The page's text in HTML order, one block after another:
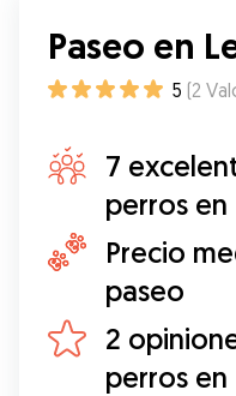
Paseo en
5 (2
7
perros en
Precio
paseo
2
perros en